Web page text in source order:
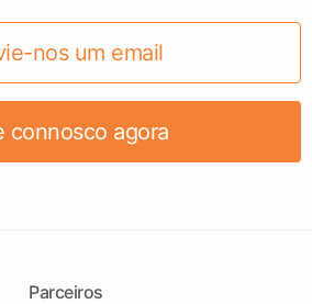
nos um email
connosco agora
Parceiros